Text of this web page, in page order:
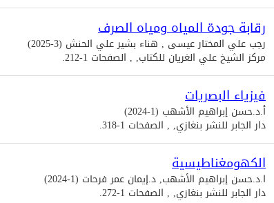
رقابة جودة المياه ومياه الصرف
رجب علي المختار عيسى , هناء بشير علي الحنش (3-2025)
مركز الشيخ علي الغريان للكتاب, , الصفحات 1-212.
فيزياء البصريات
أ.د.حسن إبراهيم الأشهب (1-2024)
دار الجابر للنشر بنغازي, , الصفحات 1-318.
الكهومغناطيسية
ا.د.حسن إبراهيم الأشهب, د.إيمان عمر فرحات (1-2024)
دار الجابر للنشر بنغازي, , الصفحات 1-272.